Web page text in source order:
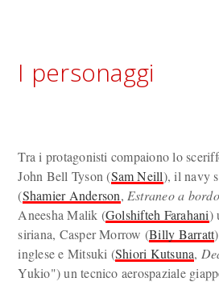
I personaggi
Tra i protagonisti compaiono lo
John Bell Tyson (Sam Neill), il navy
(Shamier Anderson, Estraneo a bordo
Aneesha Malik (Golshifteh Farahani)
siriana, Casper Morrow (Billy Barratt
inglese e Mitsuki (Shiori Kutsuna,
Yukio") un tecnico aerospaziale